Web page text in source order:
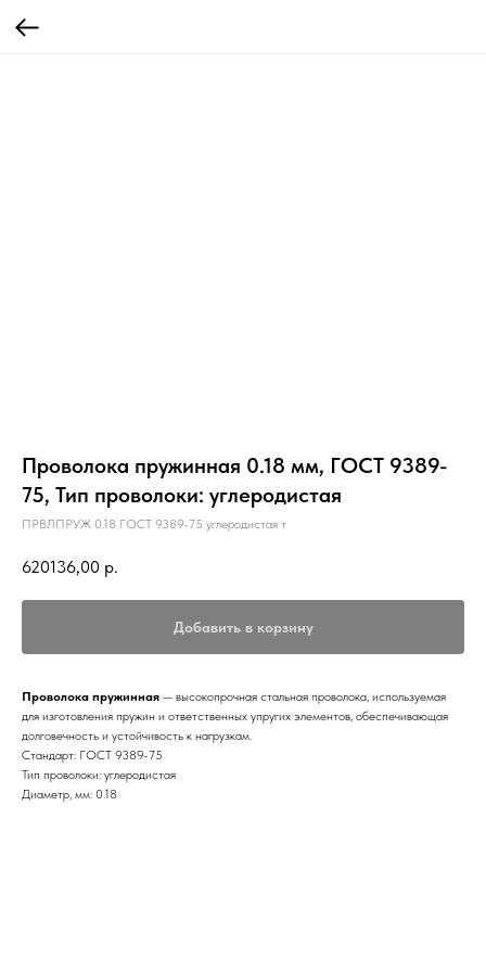
Проволока пружинная 0.18 мм, ГОСТ 9389-
75, Тип проволоки: углеродистая
ПРВЛПРУЖ 0.18 ГОСТ 9389-75 углеродистая т
620136,00 р.
Добавить в корзину
Проволока пружинная — высокопрочная стальная проволока, используемая
для изготовления пружин и ответственных упругих элементов, обеспечивающая
долговечность и устойчивость к нагрузкам.
Стандарт: ГОСТ 9389-75
Тип проволоки: углеродистая
Диаметр, мм: 0.18